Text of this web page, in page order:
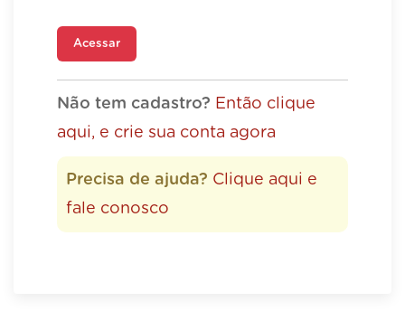
Acessar
Não tem cadastro? Então clique
aqui, e crie sua conta agora
Precisa de ajuda? Clique aqui e
fale conosco